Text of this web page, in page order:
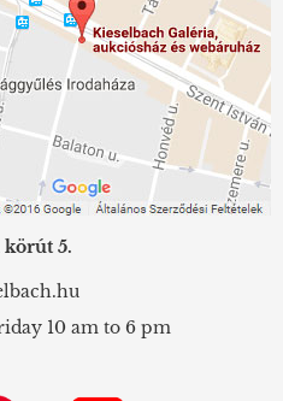
körút 5.
10 am to 6 pm